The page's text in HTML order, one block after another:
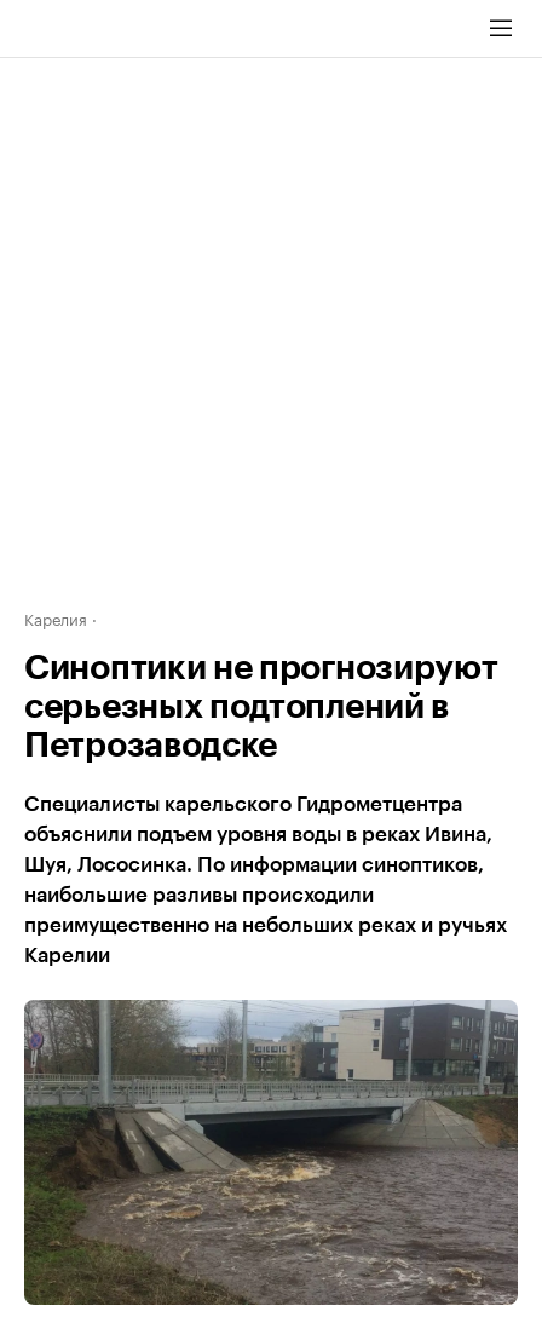
Карелия
Синоптики не прогнозируют
серьезных подтоплений в
Петрозаводске
Специалисты карельского Гидрометцентра
объяснили подъем уровня воды в реках Ивина,
Шуя, Лососинка. По информации синоптиков,
наибольшие разливы происходили
преимущественно на небольших реках и ручьях
Карелии